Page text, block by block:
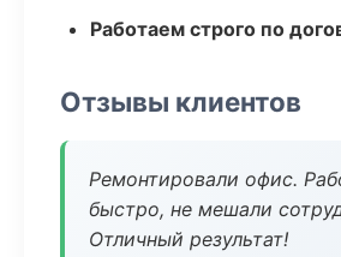
Работаем строго по
Отзывы клиентов
Ремонтировали офис.
быстро, не мешали
Отличный результат!